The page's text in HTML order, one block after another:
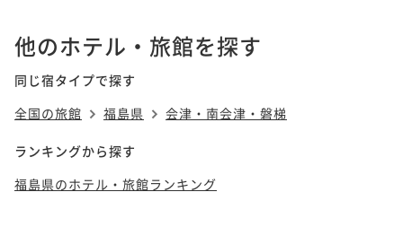
他のホテル・旅館を探す
同じ宿タイプで探す
全国の旅館
福島県 会津・南会津・磐梯
ランキングから探す
福島県のホテル・旅館ランキング